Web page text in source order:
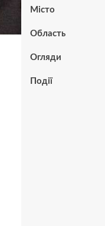
Місто
Область
Огляди
Події